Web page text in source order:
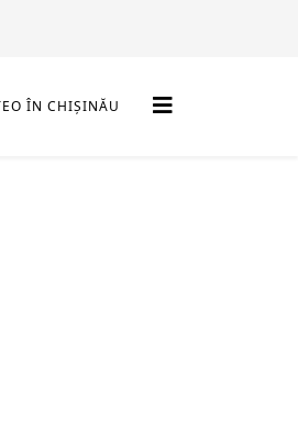
ÎN CHIȘINĂU